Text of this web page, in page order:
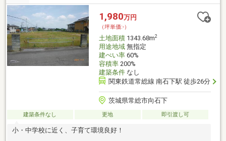
(2)借入れ金額が足らないけど、購入はあきらめられない。(3)車の
ローンやカードローンがあり、難しいと言われた。↑のような、状
況でも当社独自のノウハウで住宅ローンを通すことが可能です。
あきらめる前に、ぜひ一度当社までご相談ください。
1,980万円
（坪単価:-）
土地面積1343.68m2
用途地域無指定
建ぺい率60%
容積率200%
建築条件なし
関東鉄道常総線 南石下駅 徒歩26分
茨城県常総市向石下
建築条件なし 更地 即引渡し可
小・中学校に近く、子育て環境良好！